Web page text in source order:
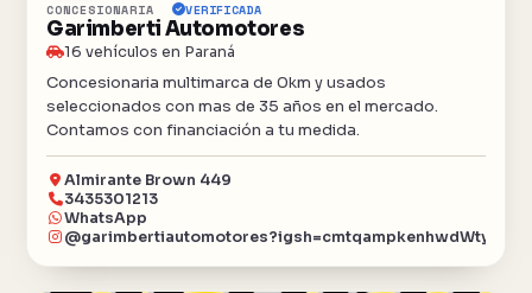
CONCESIONARIA VERIFICADA
Garimberti Automotores
16 vehículos en Paraná
Concesionaria multimarca de 0km y usados
seleccionados con mas de 35 años en el mercado.
Contamos con financiación a tu medida.
Almirante Brown 449
3435301213
WhatsApp
@garimbertiautomotores?igsh=cmtqampkenhwdWty